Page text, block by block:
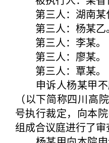
第三人：湖南某
第三人：杨某乙。
第三人：李某。
第三人：廖某。
第三人：覃某。
申诉人杨某甲不
（以下简称四川高
号执行裁定，向本
组成合议庭进行了审